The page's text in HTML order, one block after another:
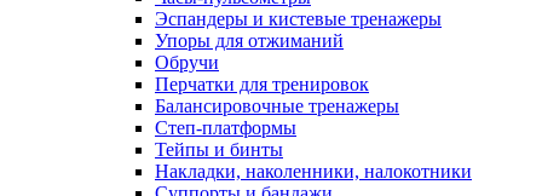
Эспандеры и кистевые тренажеры
Упоры для отжиманий
Обручи
Перчатки для тренировок
Балансировочные тренажеры
Степ-платформы
Тейпы и бинты
Накладки, наколенники, налокотники